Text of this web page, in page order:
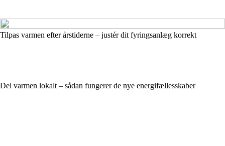
Tilpas varmen efter årstiderne – justér dit fyringsanlæg korrekt
Del varmen lokalt – sådan fungerer de nye energifællesskaber